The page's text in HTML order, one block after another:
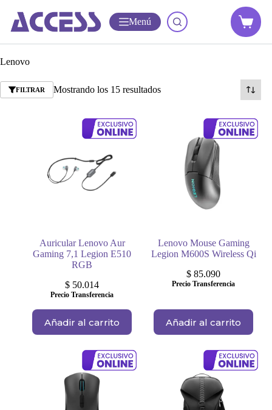
Menú
Lenovo
FILTRAR Mostrando los 15 resultados
Auricular Lenovo Aur
Gaming 7,1 Legion E510
RGB
$ 50.014
Precio Transferencia
Añadir al carrito
Lenovo Mouse Gaming
Legion M600S Wireless Qi
$ 85.090
Precio Transferencia
Añadir al carrito